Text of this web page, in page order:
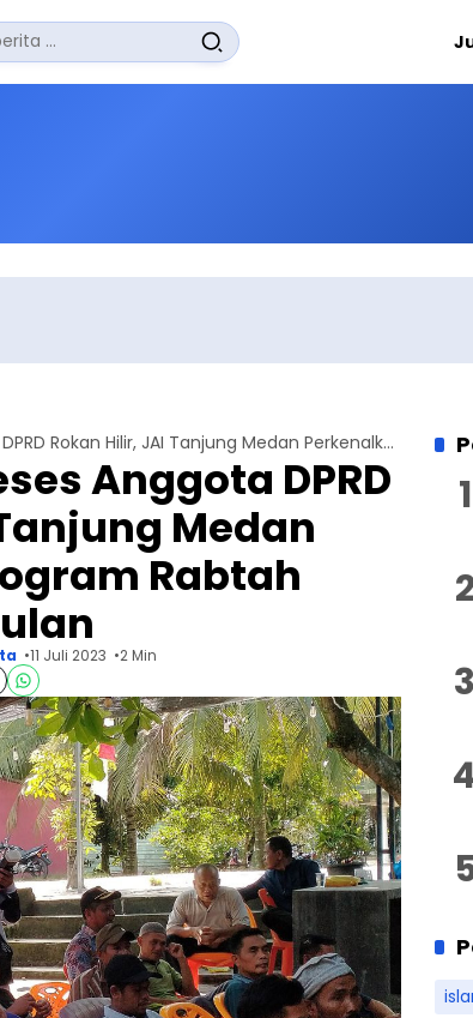
Hadiri Undangan Reses Anggota DPRD Rokan Hilir, JAI Tanjung Medan Perkenalkan Program Rabtah Unggulan
Anggota DPRD
Medan
Rabtah
11 Juli 2023 2 Min